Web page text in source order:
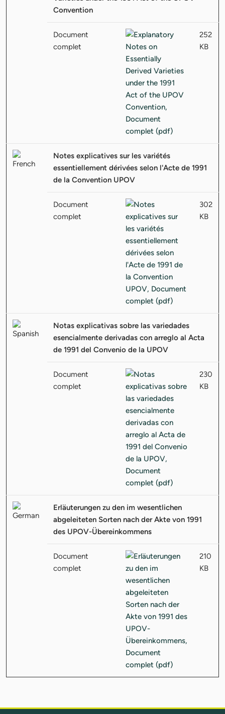
Convention
Document
complet
252
KB
Notes explicatives sur les variétés
essentiellement dérivées selon l'Acte de 1991
de la Convention UPOV
Document
complet
302
KB
Notas explicativas sobre las variedades
esencialmente derivadas con arreglo al Acta
de 1991 del Convenio de la UPOV
Document
complet
230
KB
Erläuterungen zu den im wesentlichen
abgeleiteten Sorten nach der Akte von 1991
des UPOV-Übereinkommens
Document
complet
210
KB